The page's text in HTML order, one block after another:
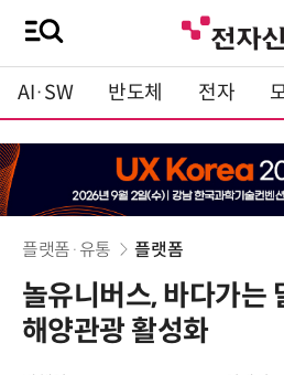
AI·SW 반도체 전자
플랫폼·유통 플랫폼
놀유니버스, 바다가
해양관광 활성화